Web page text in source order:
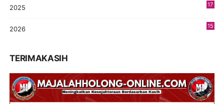
2025
17
2026
15
TERIMAKASIH